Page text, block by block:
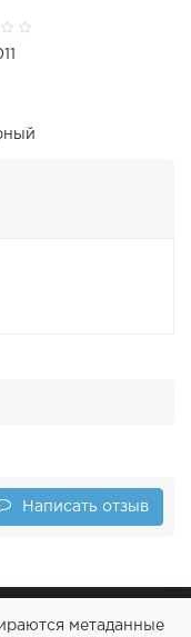
Написать отзыв
метаданные